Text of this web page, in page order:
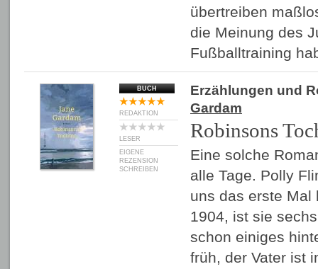
übertreiben
die Meinung des
Fußballtraining
BUCH
REDAKTION
LESER
EIGENE
REZENSION
SCHREIBEN
Erzählungen und
Gardam
Robinsons
Eine solche
alle Tage. Polly
uns das erste Mal
1904, ist sie
schon einiges
früh, der Vater ist